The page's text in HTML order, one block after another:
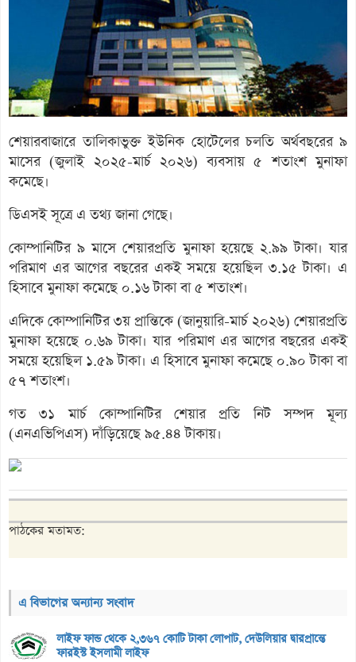
শেয়ারবাজারে তালিকাভুক্ত ইউনিক হোটেলের চলতি অর্থবছরের ৯
মাসের (জুলাই ২০২৫-মার্চ ২০২৬) ব্যবসায় ৫ শতাংশ মুনাফা
কমেছে।
ডিএসই সূত্রে এ তথ্য জানা গেছে।
কোম্পানিটির ৯ মাসে শেয়ারপ্রতি মুনাফা হয়েছে ২.৯৯ টাকা। যার
পরিমাণ এর আগের বছরের একই সময়ে হয়েছিল ৩.১৫ টাকা। এ
হিসাবে মুনাফা কমেছে ০.১৬ টাকা বা ৫ শতাংশ।
এদিকে কোম্পানিটির ৩য় প্রান্তিকে (জানুয়ারি-মার্চ ২০২৬) শেয়ারপ্রতি
মুনাফা হয়েছে ০.৬৯ টাকা। যার পরিমাণ এর আগের বছরের একই
সময়ে হয়েছিল ১.৫৯ টাকা। এ হিসাবে মুনাফা কমেছে ০.৯০ টাকা বা
৫৭ শতাংশ।
গত ৩১ মার্চ কোম্পানিটির শেয়ার প্রতি নিট সম্পদ মূল্য
(এনএভিপিএস) দাঁড়িয়েছে ৯৫.৪৪ টাকায়।
পাঠকের মতামত:
এ বিভাগের অন্যান্য সংবাদ
লাইফ ফান্ড থেকে ২,৩৬৭ কোটি টাকা লোপাট, দেউলিয়ার দ্বারপ্রান্তে
ফারইস্ট ইসলামী লাইফ